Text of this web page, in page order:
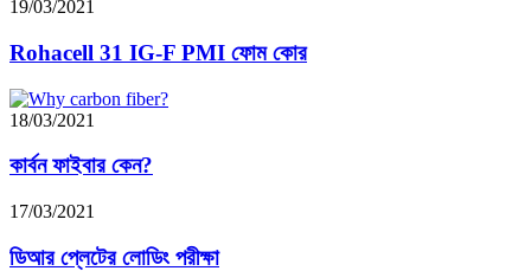
19/03/2021
Rohacell 31 IG-F PMI ফোম কোর
18/03/2021
কার্বন ফাইবার কেন?
17/03/2021
ডিআর প্লেটের লোডিং পরীক্ষা